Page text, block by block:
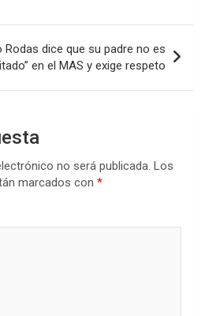
dice que su padre no es
en el MAS y exige respeto
no será publicada. Los
marcados con *